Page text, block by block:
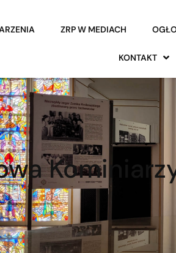
ZRP W MEDIACH
KONTAKT